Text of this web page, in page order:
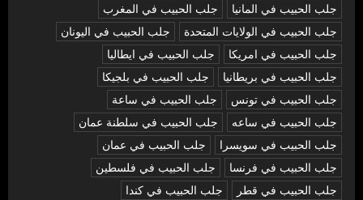
جلب الحبيب في المانيا
جلب الحبيب في المغرب
جلب الحبيب في الولايات المتحدة
جلب الحبيب في اليونان
جلب الحبيب في امريكا
جلب الحبيب في ايطاليا
جلب الحبيب في بريطانيا
جلب الحبيب في بلجيكا
جلب الحبيب في تونس
جلب الحبيب في ساعة
جلب الحبيب في ساعه
جلب الحبيب في سلطنة عمان
جلب الحبيب في سويسرا
جلب الحبيب في عمان
جلب الحبيب في فرنسا
جلب الحبيب في فلسطين
جلب الحبيب في قطر
جلب الحبيب في كندا